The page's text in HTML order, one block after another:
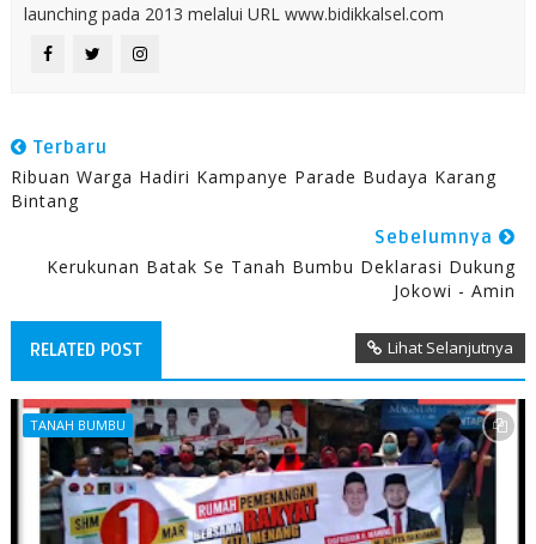
launching pada 2013 melalui URL www.bidikkalsel.com
Terbaru
Ribuan Warga Hadiri Kampanye Parade Budaya Karang
Bintang
Sebelumnya
Kerukunan Batak Se Tanah Bumbu Deklarasi Dukung
Jokowi - Amin
RELATED POST Lihat Selanjutnya
TANAH BUMBU